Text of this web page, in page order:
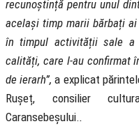
recunoștință pentru unul
același timp marii bărbați
în timpul activității sale a
calități, care l-au confirmat
de ierarh”, a explicat
Rușeț, consilier
Caransebeșului..